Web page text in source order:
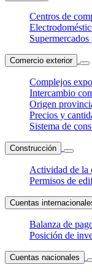
Centros de
Comercio exterior
Complejos
Intercambio
Origen
Precios y
Sistema de
Construcción
Actividad de la
Permisos de
Cuentas
Balanza de
Posición de
Cuentas nacionales